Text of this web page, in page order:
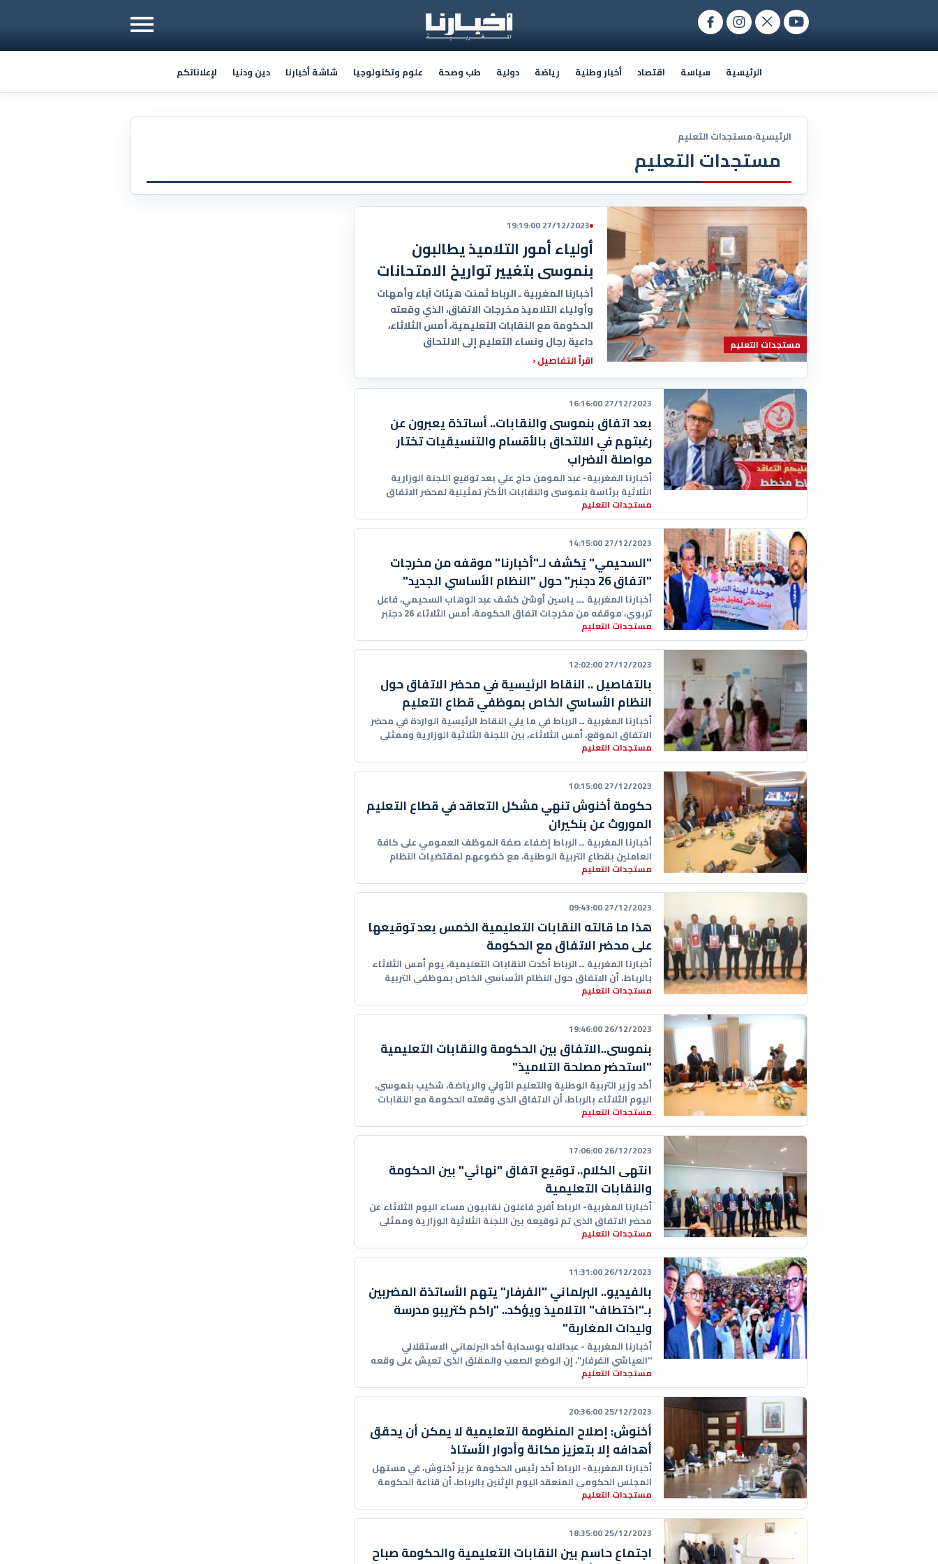
الرئيسية سياسة اقتصاد أخبار وطنية رياضة دولية طب وصحة علوم وتكنولوجيا شاشة أخبارنا دين ودنيا لإعلاناتكم
الرئيسية‹مستجدات التعليم
مستجدات التعليم
مستجدات التعليم
27/12/2023 19:19:00
أولياء أمور التلاميذ يطالبون
بنموسى بتغيير تواريخ الامتحانات
أخبارنا المغربية ـ الرباط ثمنت هيئات آباء وأمهات
وأولياء التلاميذ مخرجات الاتفاق، الذي وقعته
الحكومة مع النقابات التعليمية، أمس الثلاثاء،
داعية رجال ونساء التعليم إلى الالتحاق
اقرأ التفاصيل‹
27/12/2023 16:16:00
بعد اتفاق بنموسى والنقابات.. أساتذة يعبرون عن
رغبتهم في الالتحاق بالأقسام والتنسيقيات تختار
مواصلة الاضراب
أخبارنا المغربية- عبد المومن حاج علي بعد توقيع اللجنة الوزارية
الثلاثية برئاسة بنموسى والنقابات الأكثر تمثيلية لمحضر الاتفاق
حول النظام الأساسي
مستجدات التعليم
27/12/2023 14:15:00
"السحيمي" يَكشف لـ"أخبارنا" موقفه من مخرجات
"اتفاق 26 دجنبر" حول "النظام الأساسي الجديد"
أخبارنا المغربية ـــ ياسين أوشن كشف عبد الوهاب السحيمي، فاعل
تربوي، موقفه من مخرجات اتفاق الحكومة، أمس الثلاثاء 26 دجنبر
الجاري،
مستجدات التعليم
27/12/2023 12:02:00
بالتفاصيل .. النقاط الرئيسية في محضر الاتفاق حول
النظام الأساسي الخاص بموظفي قطاع التعليم
أخبارنا المغربية ــ الرباط في ما يلي النقاط الرئيسية الواردة في محضر
الاتفاق الموقع، أمس الثلاثاء، بين اللجنة الثلاثية الوزارية وممثلي
مستجدات التعليم
27/12/2023 10:15:00
حكومة أخنوش تنهي مشكل التعاقد في قطاع التعليم
الموروث عن بنكيران ‏
أخبارنا المغربية ــ الرباط إضفاء صفة الموظف العمومي على كافة
العاملين بقطاع التربية الوطنية، مع خضوعهم لمقتضيات النظام
الأساسي العام للوظيفة
مستجدات التعليم
27/12/2023 09:43:00
هذا ما قالته النقابات التعليمية الخمس بعد توقيعها
على محضر الاتفاق مع الحكومة
أخبارنا المغربية ــ الرباط أكدت النقابات التعليمية، يوم أمس الثلاثاء
بالرباط، أن الاتفاق حول النظام الأساسي الخاص بموظفي التربية
الوطنية "جاء
مستجدات التعليم
26/12/2023 19:46:00
بنموسى..الاتفاق بين الحكومة والنقابات التعليمية
"استحضر مصلحة التلاميذ"
أكد وزير التربية الوطنية والتعليم الأولي والرياضة، شكيب بنموسى،
اليوم الثلاثاء بالرباط، أن الاتفاق الذي وقعته الحكومة مع النقابات
التعليمية
مستجدات التعليم
26/12/2023 17:06:00
انتهى الكلام.. توقيع اتفاق "نهائي" بين الحكومة
والنقابات التعليمية
أخبارنا المغربية- الرباط أفرج فاعلون نقابيون مساء اليوم الثلاثاء عن
محضر الاتفاق الذي تم توقيعه بين اللجنة الثلاثية الوزارية وممثلي
النقابات
مستجدات التعليم
26/12/2023 11:31:00
بالفيديو.. البرلماني "الفرفار" يتهم الأساتذة المضربين
بـ"اختطاف" التلاميذ ويؤكد.. "راكم كتريبو مدرسة
وليدات المغاربة"
أخبارنا المغربية - عبدالاله بوسحابة أكد البرلماني الاستقلالي
"العياشي الفرفار"، إن الوضع الصعب والمقلق الذي تعيش على وقعه
الساحة التعليمية بفعل
مستجدات التعليم
25/12/2023 20:36:00
أخنوش: إصلاح المنظومة التعليمية لا يمكن أن يحقق
أهدافه إلا بتعزيز مكانة وأدوار الأستاذ
أخبارنا المغربية- الرباط أكد رئيس الحكومة عزيز أخنوش، في مستهل
المجلس الحكومي المنعقد اليوم الإثنين بالرباط، أن قناعة الحكومة
الراسخة بشأن
مستجدات التعليم
25/12/2023 18:35:00
اجتماع حاسم بين النقابات التعليمية والحكومة صباح